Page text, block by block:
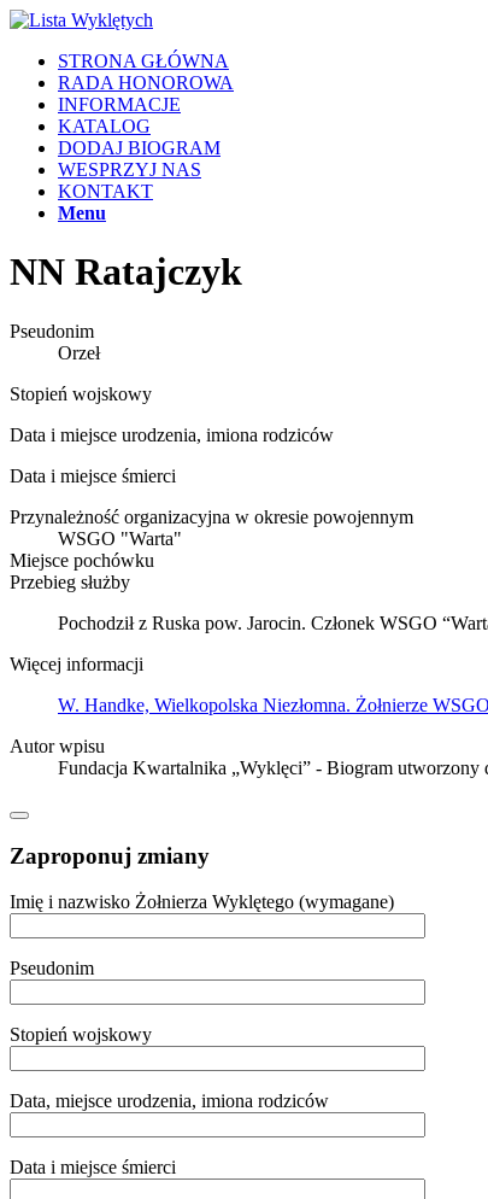
STRONA GŁÓWNA
RADA HONOROWA
INFORMACJE
KATALOG
DODAJ BIOGRAM
WESPRZYJ NAS
KONTAKT
Menu
NN Ratajczyk
Pseudonim
Orzeł
Stopień wojskowy
Data i miejsce urodzenia, imiona rodziców
Data i miejsce śmierci
Przynależność organizacyjna w okresie powojennym
WSGO "Warta"
Miejsce pochówku
Przebieg służby
Pochodził z Ruska pow. Jarocin. Członek WSGO
Więcej informacji
W. Handke, Wielkopolska Niezłomna. Żołnierze
Autor wpisu
Fundacja Kwartalnika „Wyklęci” - Biogram
Zaproponuj zmiany
Imię i nazwisko Żołnierza Wyklętego (wymagane)
Pseudonim
Stopień wojskowy
Data, miejsce urodzenia, imiona rodziców
Data i miejsce śmierci